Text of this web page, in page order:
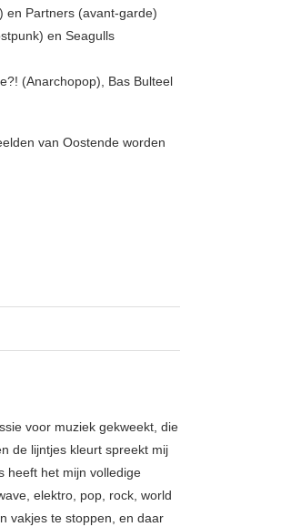
en Partners (avant-garde)
en Seagulls
(Anarchopop), Bas Bulteel
van Oostende worden
voor muziek gekweekt, die
de lijntjes kleurt spreekt mij
heeft het mijn volledige
elektro, pop, rock, world
vakjes te stoppen, en daar